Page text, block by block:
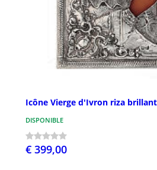
Icône Vierge d'Ivron riza
DISPONIBLE
€ 399,00